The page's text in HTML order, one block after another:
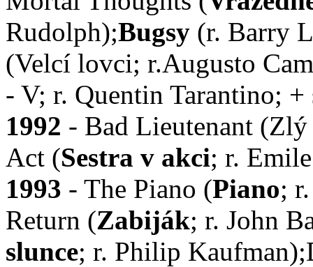
Rudolph);Bugsy (r. Barry
(Velcí lovci; r.Augusto
- V; r. Quentin Tarantino;
1992 - Bad Lieutenant
Act (Sestra v akci; r.
1993 - The Piano (Piano;
Return (Zabiják; r. John
slunce; r. Philip